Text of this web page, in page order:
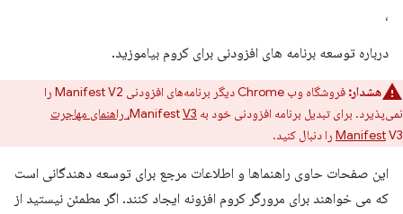
،
درباره توسعه برنامه های افزودنی برای کروم بیاموزید.
هشدار:
فروشگاه وب Chrome دیگر برنامه‌های افزودنی Manifest V2 را
نمی‌پذیرد. برای تبدیل برنامه افزودنی خود به Manifest
V3، راهنمای مهاجرت
ManifestV3 را دنبال کنید.
این صفحات حاوی راهنماها و اطلاعات مرجع برای توسعه دهندگانی است
که می خواهند برای مرورگر کروم افزونه ایجاد کنند. اگر مطمئن نیستید از